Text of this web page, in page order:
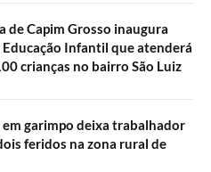
de Capim Grosso inaugura
Educação Infantil que atenderá
crianças no bairro São Luiz
em garimpo deixa trabalhador
feridos na zona rural de